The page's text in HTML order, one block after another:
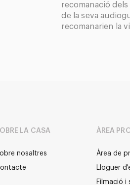
recomanació
de la seva
recomanarien la
LA CASA
nosaltres
ÀREA
Àrea de
Lloguer
Filmació i